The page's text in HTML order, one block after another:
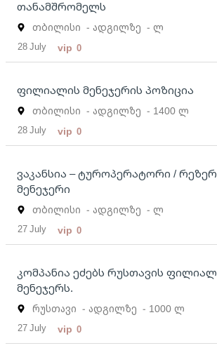
თანამშრომელს
თბილისი - ადგილზე - ლ
28 July vip 0
ფილიალის მენეჯერის პოზიცია
თბილისი - ადგილზე - 1400 ლ
28 July vip 0
ვაკანსია – ტუროპერატორი /
მენეჯერი
თბილისი - ადგილზე - ლ
27 July vip 0
კომპანია ეძებს რუსთავის
მენეჯერს.
რუსთავი - ადგილზე - 1000 ლ
27 July vip 0